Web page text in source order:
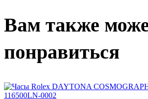
Вам также
понравиться